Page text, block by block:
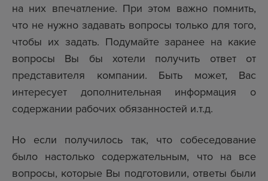
на них впечатление. При этом важно помнить,
что не нужно задавать вопросы только для того,
чтобы их задать. Подумайте заранее на какие
вопросы Вы бы хотели получить ответ от
представителя компании. Быть может, Вас
интересует дополнительная информация о
содержании рабочих обязанностей и.т.д.
Но если получилось так, что собеседование
было настолько содержательным, что на все
вопросы, которые Вы подготовили, ответы были